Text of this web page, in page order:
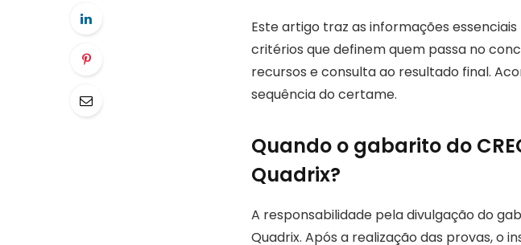
Este artigo traz as informações
critérios que definem quem passa no
recursos e consulta ao resultado final.
sequência do certame.
Quando o gabarito do
Quadrix?
A responsabilidade pela divulgação do
Quadrix. Após a realização das provas,